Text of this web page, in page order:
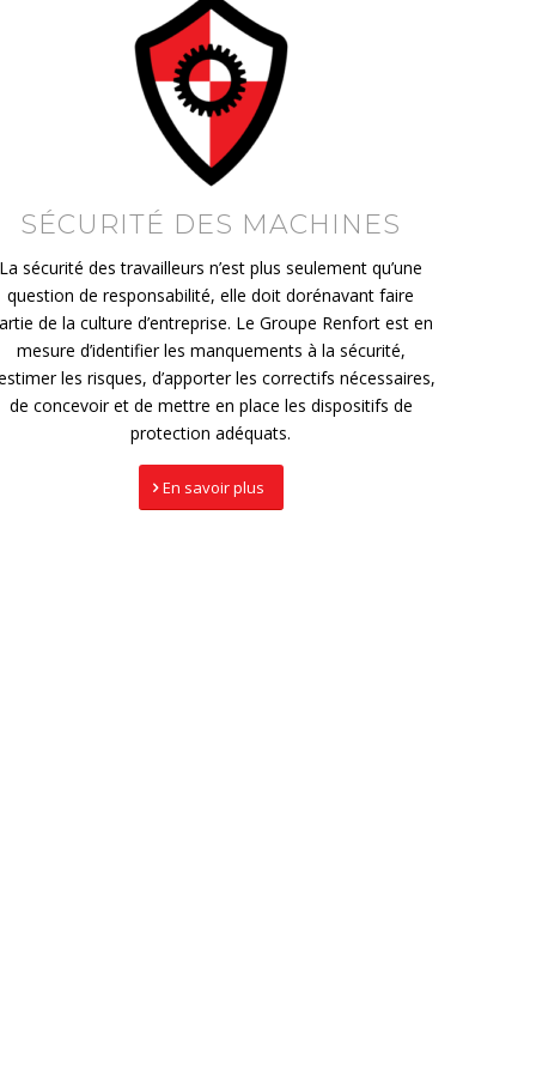
SÉCURITÉ DES MACHINES
La sécurité des travailleurs n’est plus seulement qu’une
question de responsabilité, elle doit dorénavant faire
de la culture d’entreprise. Le Groupe Renfort est en
mesure d’identifier les manquements à la sécurité,
les risques, d’apporter les correctifs nécessaires,
de concevoir et de mettre en place les dispositifs de
protection adéquats.
En savoir plus